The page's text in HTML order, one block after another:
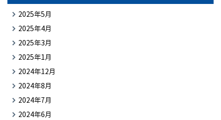
2025年5月
2025年4月
2025年3月
2025年1月
2024年12月
2024年8月
2024年7月
2024年6月